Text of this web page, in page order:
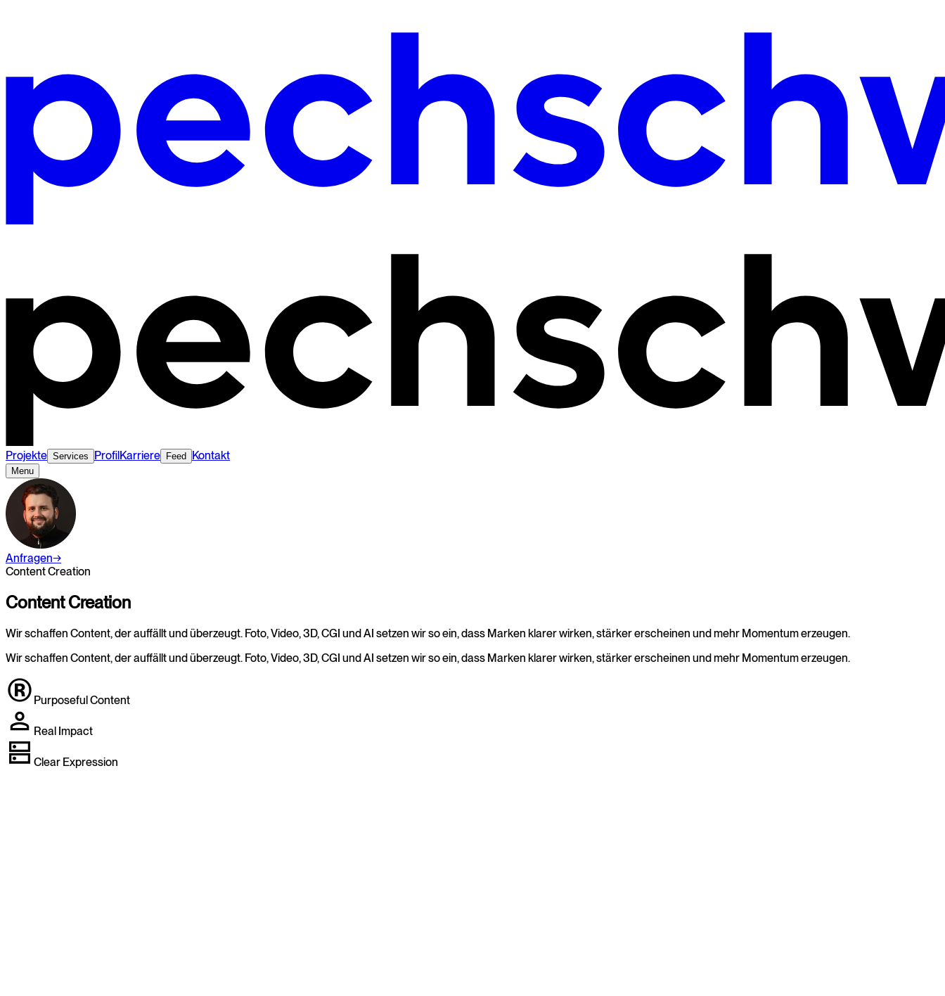
Projekte Services ProfilKarriere Feed Kontakt
Menu
Anfragen→
Content Creation
ContentCreation
Wir schaffen Content, der auffällt und überzeugt. Foto, Video, 3D, CGI und AI setzen wir so ein, dass Marken klarer wirken, stärker erscheinen und mehr Momentum erzeugen.
Wirschaffen Content,derauffälltundüberzeugt. Foto,Video,3D,CGI undAI setzen wirsoein,dass Marken klarerwirken,stärkererscheinen undmehr Momentumerzeugen.
Purposeful Content
Real Impact
Clear Expression